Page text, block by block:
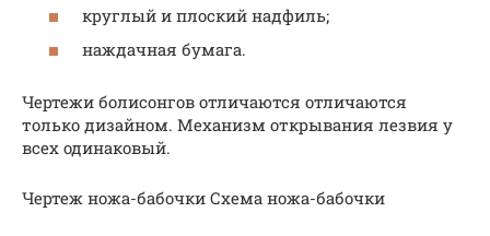
круглый и плоский надфиль;
наждачная бумага.
Чертежи болисонгов отличаются отличаются
только дизайном. Механизм открывания лезвия у
всех одинаковый.
Чертеж ножа-бабочки Схема ножа-бабочки